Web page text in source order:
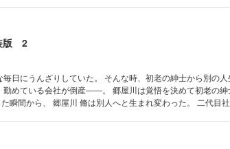
い美しい女性。 見とれて固まる郷屋川…それは一目惚れだった。 【目次】
ジレンマ 第4話 決断 第5話 新しき人生 第6話 食事 第7
版 2
毎日にうんざりしていた。 そんな時、初老の紳士から別の
勤めている会社が倒産――。 郷屋川は覚悟を決めて初老の
郷屋川 脩は別人へと生まれ変わった。 二代目社長の身代わりとなった郷屋川は、
の白い肌に貪りついた。 【目次】 第8話 欲情第9話 夫婦第10話 出社第11
ホテルの夜第13話 とまどい第14話 跡継ぎ